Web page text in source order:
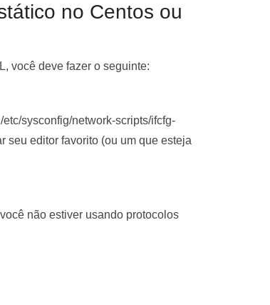
no Centos ou
você deve fazer o seguinte:
sysconfig/network-scripts/ifcfg-
seu editor favorito (ou um que esteja
não estiver usando protocolos